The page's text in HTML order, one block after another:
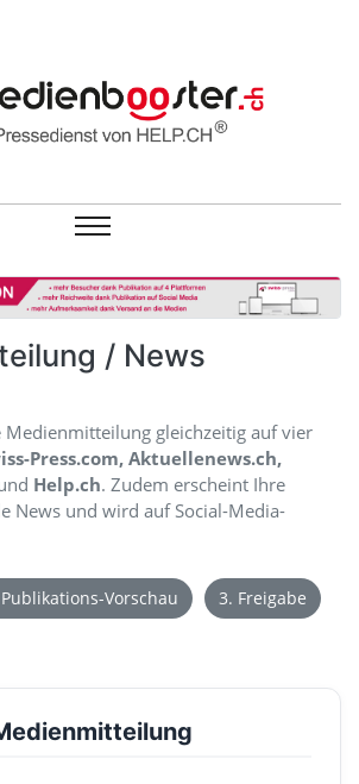
/ News
Medienmitteilung gleichzeitig auf vier
Press.com, Aktuellenews.ch,
Help.ch. Zudem erscheint Ihre
News und wird auf Social-Media-
Vorschau
3. Freigabe